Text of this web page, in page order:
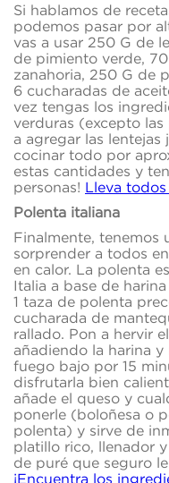
Si hablamos de
podemos pasar por
vas a usar 250 G de
de pimiento verde,
zanahoria, 250 G de
6 cucharadas de
vez tengas los
verduras (excepto
a agregar las lentejas
cocinar todo por
estas cantidades y
personas! Lleva
Polenta italiana
Finalmente, tenemos
sorprender a todos
en calor. La polenta
Italia a base de
1 taza de polenta
cucharada de
rallado. Pon a hervir
añadiendo la harina
fuego bajo por 15
disfrutarla bien
añade el queso y
ponerle (boloñesa o
polenta) y sirve de
platillo rico, llenador
de puré que seguro
¡Encuentra los